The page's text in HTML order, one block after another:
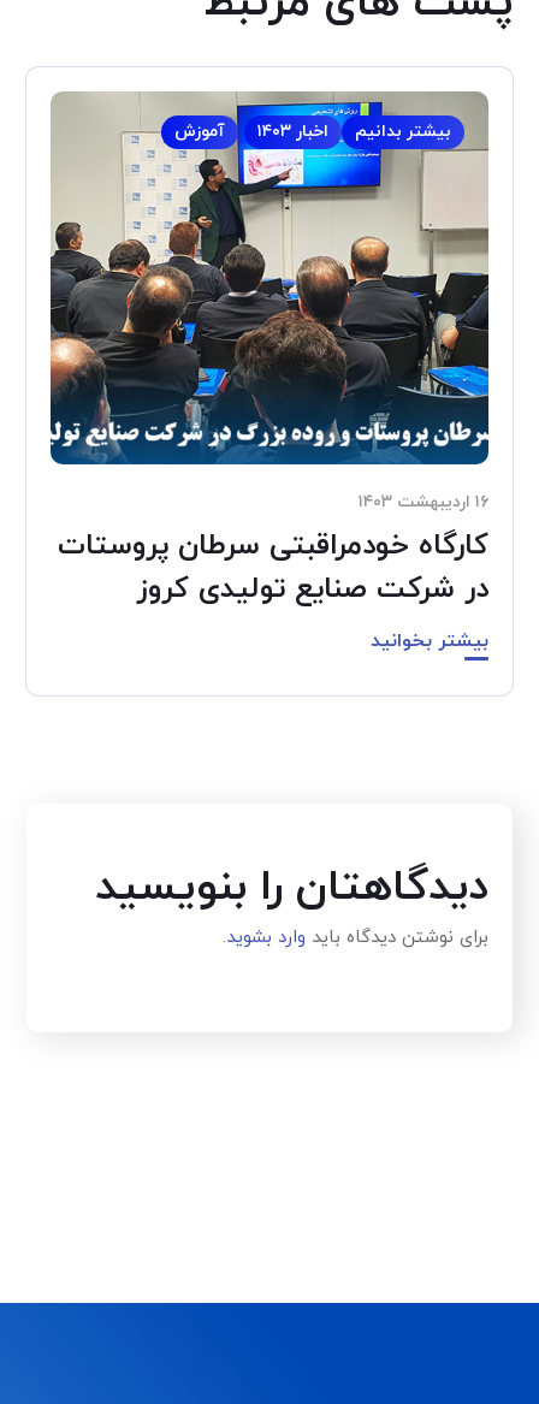
آموزش اخبار ۱۴۰۳ بیشتر بدانیم
۱۶ اردیبهشت ۱۴۰۳
کارگاه خودمراقبتی سرطان پروستات
در شرکت صنایع تولیدی کروز
بیشتر بخوانید
دیدگاهتان را بنویسید
برای نوشتن دیدگاه باید وارد بشوید.